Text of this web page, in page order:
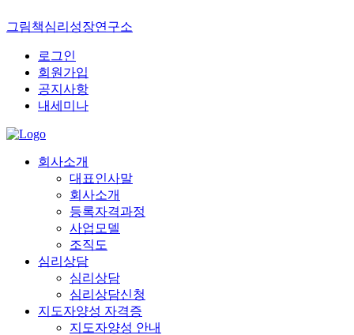
그림책심리성장연구소
로그인
회원가입
공지사항
내세미나
회사소개
대표인사말
회사소개
등록자격과정
사업모델
조직도
심리상담
심리상담
심리상담신청
지도자양성 자격증
지도자양성 안내